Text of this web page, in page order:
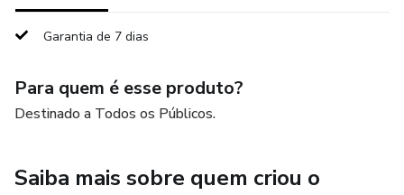
pensamento kantiano e as filosofias orientais, e o impacto
contemporâneos como Hegel, Schopenhauer influenciou
profundamente filósofos como Nietzsche e Freud, além de
Garantia de 7 dias
Para quem é esse produto?
Destinado a Todos os Públicos.
Saiba mais sobre quem criou o